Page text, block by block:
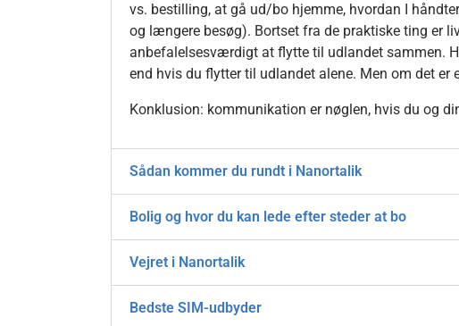
vs. bestilling, at gå ud/bo hjemme, hvordan I
og længere besøg). Bortset fra de praktiske ting er
anbefalelsesværdigt at flytte til udlandet sammen.
end hvis du flytter til udlandet alene. Men om det
Konklusion: kommunikation er nøglen, hvis du og
Sådan kommer du rundt i Nanortalik
Bolig og hvor du kan lede efter steder at bo
Vejret i Nanortalik
Bedste SIM-udbyder